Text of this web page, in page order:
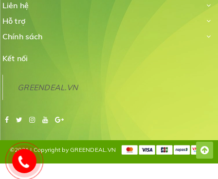
Liên hệ
Hỗ trợ
Chính sách
Kết nối
GREENDEAL.VN
©2021 | Copyright by GREENDEAL.VN